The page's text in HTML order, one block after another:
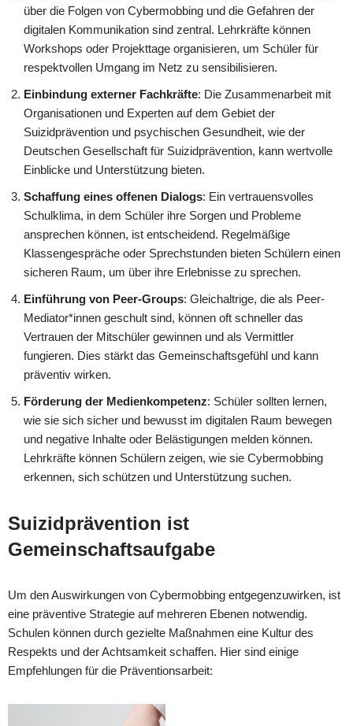
über die Folgen von Cybermobbing und die Gefahren der
digitalen Kommunikation sind zentral. Lehrkräfte können
Workshops oder Projekttage organisieren, um Schüler für
respektvollen Umgang im Netz zu sensibilisieren.
Einbindung externer Fachkräfte: Die Zusammenarbeit mit
Organisationen und Experten auf dem Gebiet der
Suizidprävention und psychischen Gesundheit, wie der
Deutschen Gesellschaft für Suizidprävention, kann wertvolle
Einblicke und Unterstützung bieten.
Schaffung eines offenen Dialogs: Ein vertrauensvolles
Schulklima, in dem Schüler ihre Sorgen und Probleme
ansprechen können, ist entscheidend. Regelmäßige
Klassengespräche oder Sprechstunden bieten Schülern einen
sicheren Raum, um über ihre Erlebnisse zu sprechen.
Einführung von Peer-Groups: Gleichaltrige, die als Peer-
Mediator*innen geschult sind, können oft schneller das
Vertrauen der Mitschüler gewinnen und als Vermittler
fungieren. Dies stärkt das Gemeinschaftsgefühl und kann
präventiv wirken.
Förderung der Medienkompetenz: Schüler sollten lernen,
wie sie sich sicher und bewusst im digitalen Raum bewegen
und negative Inhalte oder Belästigungen melden können.
Lehrkräfte können Schülern zeigen, wie sie Cybermobbing
erkennen, sich schützen und Unterstützung suchen.
Suizidprävention ist
Gemeinschaftsaufgabe
Um den Auswirkungen von Cybermobbing entgegenzuwirken, ist
eine präventive Strategie auf mehreren Ebenen notwendig.
Schulen können durch gezielte Maßnahmen eine Kultur des
Respekts und der Achtsamkeit schaffen. Hier sind einige
Empfehlungen für die Präventionsarbeit: